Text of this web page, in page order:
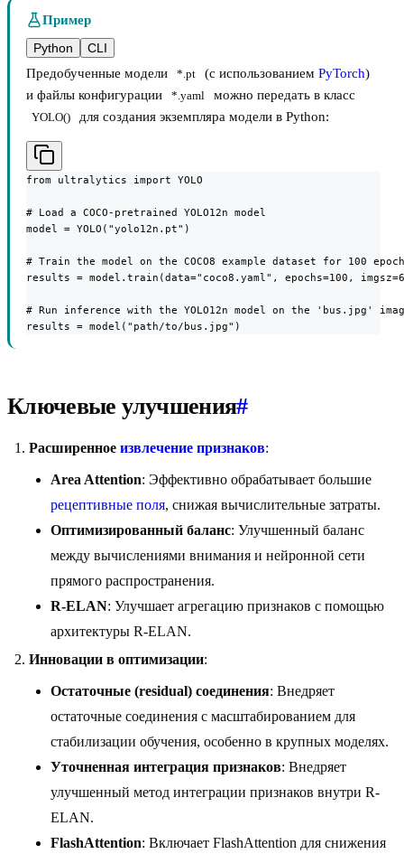
Пример
Python
CLI
Предобученные модели
*.pt (с использованием PyTorch)
и файлы конфигурации
*.yaml можно передать в класс
YOLO() для создания экземпляра модели в Python:
from ultralytics import YOLO
# Load a COCO-pretrained YOLO12n model
model = YOLO("yolo12n.pt")
# Train the model on the COCO8 example dataset for 100
results = model.train(data="coco8.yaml", epochs=100,
# Run inference with the YOLO12n model on the 'bus.jpg'
results = model("path/to/bus.jpg")
Ключевые улучшения#
Расширенное извлечение признаков:
Area Attention: Эффективно обрабатывает большие
рецептивные поля, снижая вычислительные затраты.
Оптимизированный баланс: Улучшенный баланс
между вычислениями внимания и нейронной сети
прямого распространения.
R-ELAN: Улучшает агрегацию признаков с помощью
архитектуры R-ELAN.
Инновации в оптимизации:
Остаточные (residual) соединения: Внедряет
остаточные соединения с масштабированием для
стабилизации обучения, особенно в крупных моделях.
Уточненная интеграция признаков: Внедряет
улучшенный метод интеграции признаков внутри R-
ELAN.
FlashAttention: Включает FlashAttention для снижения